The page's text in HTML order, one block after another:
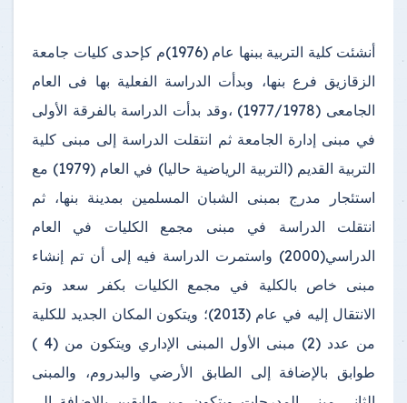
أنشئت كلية التربية ببنها عام (1976)م كإحدى كليات جامعة
الزقازيق فرع بنها، وبدأت الدراسة الفعلية بها فى العام
الجامعى (1977/1978) ،وقد بدأت الدراسة بالفرقة الأولى
في مبنى إدارة الجامعة ثم انتقلت الدراسة إلى مبنى كلية
التربية القديم (التربية الرياضية حاليا) في العام (1979) مع
استئجار مدرج بمبنى الشبان المسلمين بمدينة بنها، ثم
انتقلت الدراسة في مبنى مجمع الكليات في العام
الدراسي(2000) واستمرت الدراسة فيه إلى أن تم إنشاء
مبنى خاص بالكلية في مجمع الكليات بكفر سعد وتم
الانتقال إليه في عام (2013)؛ ويتكون المكان الجديد للكلية
من عدد (2) مبنى الأول المبنى الإداري ويتكون من (4 )
طوابق بالإضافة إلى الطابق الأرضي والبدروم، والمبنى